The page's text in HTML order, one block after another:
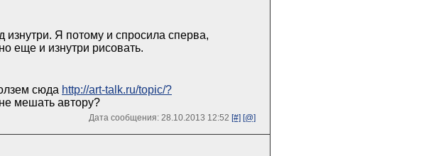
изнутри. Я потому и спросила сперва,
еще и изнутри рисовать.
сюда http://art-talk.ru/topic/?
мешать автору?
Дата сообщения: 28.10.2013 12:52 [#] [@]